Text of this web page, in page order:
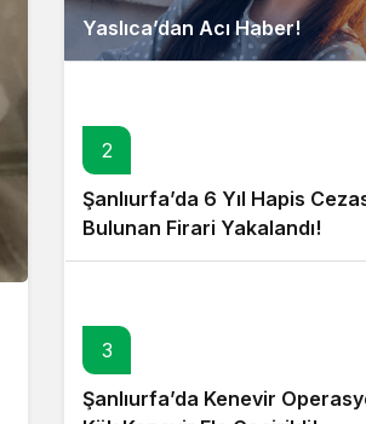
Yaslıca’dan Acı Haber!
2
Şanlıurfa’da 6 Yıl Hapis
Bulunan Firari Yakalandı!
3
Şanlıurfa’da Kenevir